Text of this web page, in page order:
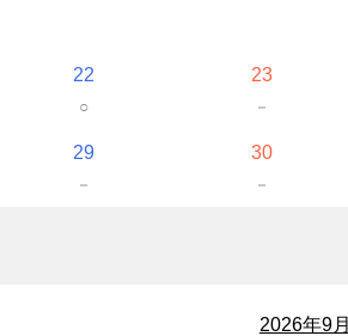
22
○
23
－
29
－
30
－
2026年9月